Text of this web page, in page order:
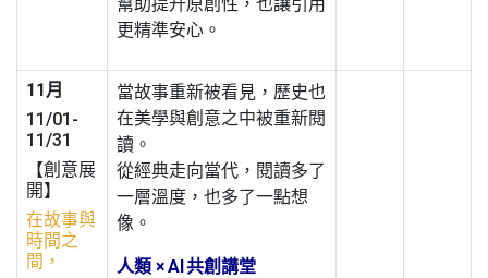
更精準安心。
11月
11/01-
11/31
【創意展
開】
在故事與
時間之
間，
當故事重新被看見，歷史也
在美學與創意之中被重新閱
讀。
從經典走向當代，閱讀多了
一層溫度，也多了一點想
像。
人類 × AI 共創講堂